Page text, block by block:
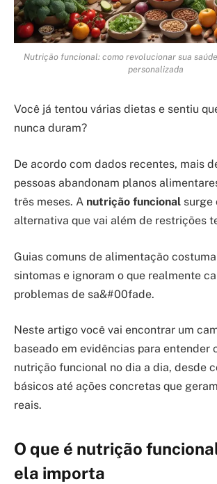
Nutrição funcional: como revolucionar sua
personalizada
Você já tentou várias dietas e sentiu
nunca duram?
De acordo com dados recentes, mais
pessoas abandonam planos
três meses. A nutrição funcional surge
alternativa que vai além de restrições
Guias comuns de alimentação
sintomas e ignoram o que realmente
problemas de sa&#00fade.
Neste artigo você vai encontrar um
baseado em evidências para entender
nutrição funcional no dia a dia, desde
básicos até ações concretas que
reais.
O que é nutrição
ela importa